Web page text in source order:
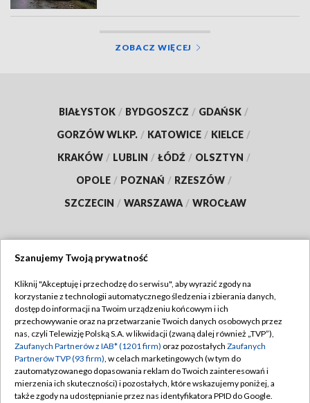
ZOBACZ WIĘCEJ
BIAŁYSTOK / BYDGOSZCZ / GDAŃSK /
GORZÓW WLKP. / KATOWICE / KIELCE /
KRAKÓW / LUBLIN / ŁÓDŹ / OLSZTYN /
OPOLE / POZNAŃ / RZESZÓW /
SZCZECIN / WARSZAWA / WROCŁAW
TVP
Abonament TVP
Emisja w TVP
Centrum informacji TVP
Naziemna Telewizja Cyfrowa
Regulamin TVP
Polityka prywatności
Moje zgody
Pomoc
Szanujemy Twoją prywatność
Kliknij "Akceptuję i przechodzę do serwisu", aby wyrazić zgody na
korzystanie z technologii automatycznego śledzenia i zbierania danych,
dostęp do informacji na Twoim urządzeniu końcowym i ich
przechowywanie oraz na przetwarzanie Twoich danych osobowych przez
nas, czyli Telewizję Polską S.A. w likwidacji (zwaną dalej również „TVP”),
Zaufanych Partnerów z IAB* (1201 firm) oraz pozostałych Zaufanych
Partnerów TVP (93 firm), w celach marketingowych (w tym do
zautomatyzowanego dopasowania reklam do Twoich zainteresowań i
mierzenia ich skuteczności) i pozostałych, które wskazujemy poniżej, a
także zgody na udostępnianie przez nas identyfikatora PPID do Google.